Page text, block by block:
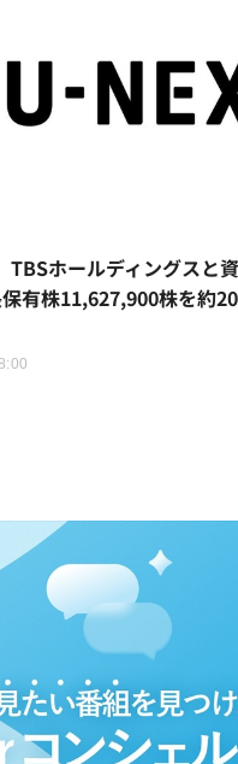
TBSホールディングスと
有株11,627,900株を約